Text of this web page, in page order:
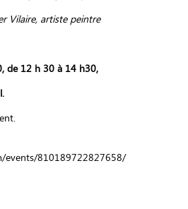
Vilaire, artiste peintre
de 12 h 30 à 14 h30,
events/810189722827658/